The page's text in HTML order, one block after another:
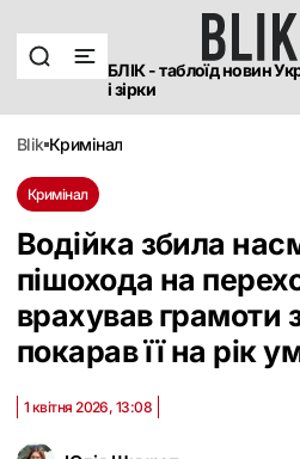
БЛІК - таблоїд новин
і зірки
blik кримінал
Кримінал
Водійка збила
пішохода на
врахував
покарав її на рік
1 квітня 2026, 13:08